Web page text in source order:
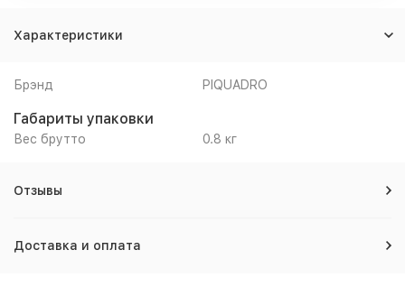
Характеристики
Брэнд PIQUADRO
Габариты упаковки
Вес брутто 0.8 кг
Отзывы
Доставка и оплата